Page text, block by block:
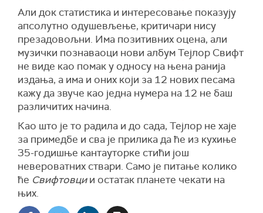
Али док статистика и интересовање показују
апсолутно одушевљење, критичари нису
презадовољни. Има позитивних оцена, али
музички познаваоци нови албум Тејлор Свифт
не виде као помак у односу на њена ранија
издања, а има и оних који за 12 нових песама
кажу да звуче као једна нумера на 12 не баш
различитих начина.
Као што је то радила и до сада, Тејлор не хаје
за примедбе и сва је прилика да ће из кухиње
35-годишње кантауторке стићи још
невероватних ствари. Само је питање колико
ће Свифтовции остатак планете чекати на
њих.